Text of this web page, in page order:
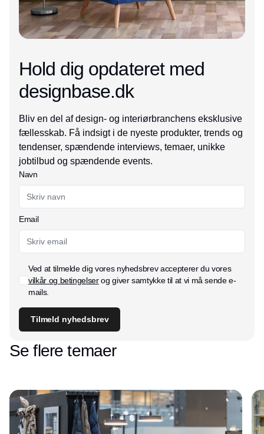
Hold dig opdateret med
designbase.dk
Bliv en del af design- og interiørbranchens eksklusive
fællesskab. Få indsigt i de nyeste produkter, trends og
tendenser, spændende interviews, temaer, unikke
jobtilbud og spændende events.
Navn
Email
Ved at tilmelde dig vores nyhedsbrev accepterer du vores
vilkår og betingelserog giver samtykke til at vi må sende e-
mails.
Tilmeld nyhedsbrev
Se flere temaer